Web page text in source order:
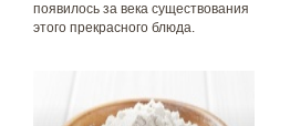
появилось за века существования
этого прекрасного блюда.